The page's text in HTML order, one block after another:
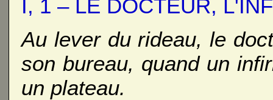
I, 1 – LE DOCTEUR,
Au lever du rideau, le
son bureau, quand un
un plateau.